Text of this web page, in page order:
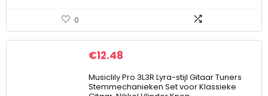
0
€12.48
Musiclily Pro 3L3R Lyra-stijl Gitaar Tuners
Stemmechanieken Set voor Klassieke